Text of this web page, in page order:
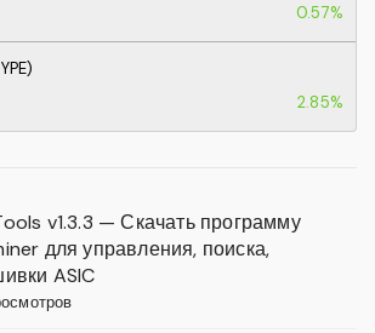
0.57%
2.85%
v1.3.3 — Скачать программу
для управления, поиска,
ASIC